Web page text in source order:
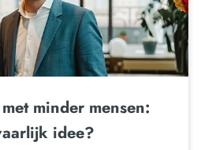
minder mensen:
idee?